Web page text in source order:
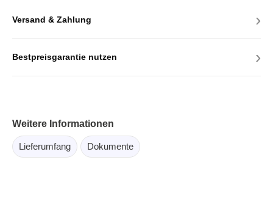
Versand & Zahlung ›
Bestpreisgarantie nutzen ›
Weitere Informationen
Lieferumfang Dokumente